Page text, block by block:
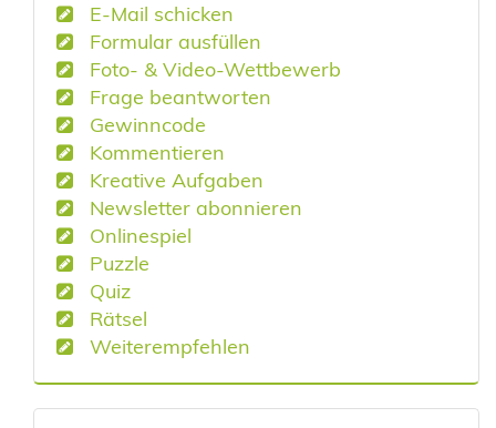
E-Mail schicken
Formular ausfüllen
Foto- & Video-Wettbewerb
Frage beantworten
Gewinncode
Kommentieren
Kreative Aufgaben
Newsletter abonnieren
Onlinespiel
Puzzle
Quiz
Rätsel
Weiterempfehlen